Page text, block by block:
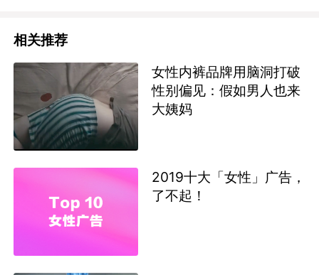
相关推荐
女性内裤品牌用脑洞打破
性别偏见：假如男人也来
大姨妈
2019十大「女性」广告，
了不起！